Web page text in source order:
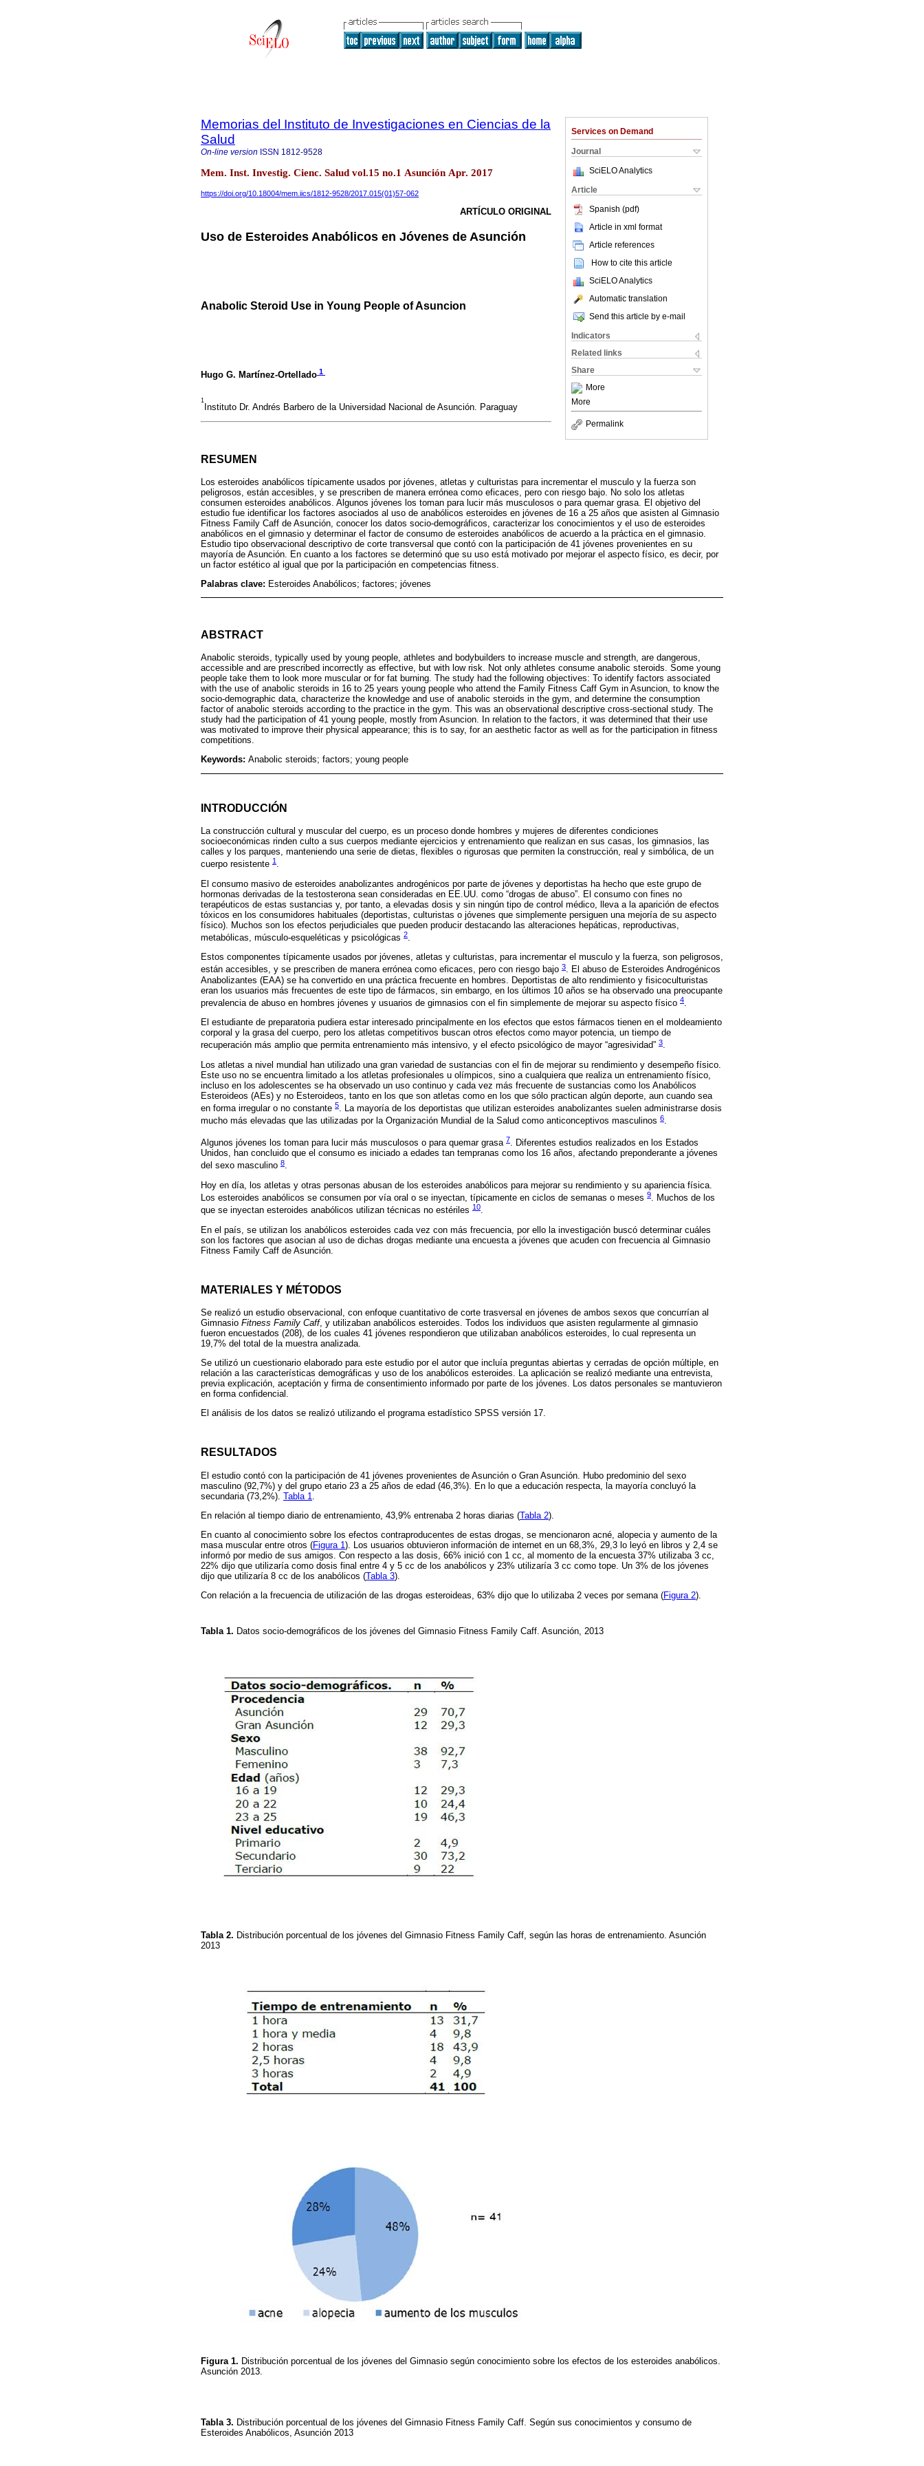
Services on Demand
Journal
SciELO Analytics
Article
Spanish (pdf)
Article in xml format
Article references
How to cite this article
SciELO Analytics
Automatic translation
Send this article by e-mail
Indicators
Related links
Share
More
More
Permalink
Memorias del Instituto de Investigaciones en Ciencias de la
Salud
On-line version ISSN 1812-9528
Mem. Inst. Investig. Cienc. Salud vol.15 no.1 Asunción Apr. 2017
https://doi.org/10.18004/mem.iics/1812-9528/2017.015(01)57-062
ARTÍCULO ORIGINAL
Uso de Esteroides Anabólicos en Jóvenes de Asunción
Anabolic Steroid Use in Young People of Asuncion
Hugo G. Martínez-Ortellado 1
1
Instituto Dr. Andrés Barbero de la Universidad Nacional de Asunción. Paraguay
RESUMEN
Los esteroides anabólicos típicamente usados por jóvenes, atletas y culturistas para incrementar el musculo y la fuerza son
peligrosos, están accesibles, y se prescriben de manera errónea como eficaces, pero con riesgo bajo. No solo los atletas
consumen esteroides anabólicos. Algunos jóvenes los toman para lucir más musculosos o para quemar grasa. El objetivo del
estudio fue identificar los factores asociados al uso de anabólicos esteroides en jóvenes de 16 a 25 años que asisten al Gimnasio
Fitness Family Caff de Asunción, conocer los datos socio-demográficos, caracterizar los conocimientos y el uso de esteroides
anabólicos en el gimnasio y determinar el factor de consumo de esteroides anabólicos de acuerdo a la práctica en el gimnasio.
Estudio tipo observacional descriptivo de corte transversal que contó con la participación de 41 jóvenes provenientes en su
mayoría de Asunción. En cuanto a los factores se determinó que su uso está motivado por mejorar el aspecto físico, es decir, por
un factor estético al igual que por la participación en competencias fitness.
Palabras clave: Esteroides Anabólicos; factores; jóvenes
ABSTRACT
Anabolic steroids, typically used by young people, athletes and bodybuilders to increase muscle and strength, are dangerous,
accessible and are prescribed incorrectly as effective, but with low risk. Not only athletes consume anabolic steroids. Some young
people take them to look more muscular or for fat burning. The study had the following objectives: To identify factors associated
with the use of anabolic steroids in 16 to 25 years young people who attend the Family Fitness Caff Gym in Asuncion, to know the
socio-demographic data, characterize the knowledge and use of anabolic steroids in the gym, and determine the consumption
factor of anabolic steroids according to the practice in the gym. This was an observational descriptive cross-sectional study. The
study had the participation of 41 young people, mostly from Asuncion. In relation to the factors, it was determined that their use
was motivated to improve their physical appearance; this is to say, for an aesthetic factor as well as for the participation in fitness
competitions.
Keywords: Anabolic steroids; factors; young people
INTRODUCCIÓN
La construcción cultural y muscular del cuerpo, es un proceso donde hombres y mujeres de diferentes condiciones
socioeconómicas rinden culto a sus cuerpos mediante ejercicios y entrenamiento que realizan en sus casas, los gimnasios, las
calles y los parques, manteniendo una serie de dietas, flexibles o rigurosas que permiten la construcción, real y simbólica, de un
cuerpo resistente 1 .
El consumo masivo de esteroides anabolizantes androgénicos por parte de jóvenes y deportistas ha hecho que este grupo de
hormonas derivadas de la testosterona sean consideradas en EE.UU. como “drogas de abuso”. El consumo con fines no
terapéuticos de estas sustancias y, por tanto, a elevadas dosis y sin ningún tipo de control médico, lleva a la aparición de efectos
tóxicos en los consumidores habituales (deportistas, culturistas o jóvenes que simplemente persiguen una mejoría de su aspecto
físico). Muchos son los efectos perjudiciales que pueden producir destacando las alteraciones hepáticas, reproductivas,
metabólicas, músculo-esqueléticas y psicológicas 2.
Estos componentes típicamente usados por jóvenes, atletas y culturistas, para incrementar el musculo y la fuerza, son peligrosos,
están accesibles, y se prescriben de manera errónea como eficaces, pero con riesgo bajo 3. El abuso de Esteroides Androgénicos
Anabolizantes (EAA) se ha convertido en una práctica frecuente en hombres. Deportistas de alto rendimiento y fisicoculturistas
eran los usuarios más frecuentes de este tipo de fármacos, sin embargo, en los últimos 10 años se ha observado una preocupante
prevalencia de abuso en hombres jóvenes y usuarios de gimnasios con el fin simplemente de mejorar su aspecto físico 4
El estudiante de preparatoria pudiera estar interesado principalmente en los efectos que estos fármacos tienen en el moldeamiento
corporal y la grasa del cuerpo, pero los atletas competitivos buscan otros efectos como mayor potencia, un tiempo de
recuperación más amplio que permita entrenamiento más intensivo, y el efecto psicológico de mayor “agresividad” 3.
Los atletas a nivel mundial han utilizado una gran variedad de sustancias con el fin de mejorar su rendimiento y desempeño físico.
Este uso no se encuentra limitado a los atletas profesionales u olímpicos, sino a cualquiera que realiza un entrenamiento físico,
incluso en los adolescentes se ha observado un uso continuo y cada vez más frecuente de sustancias como los Anabólicos
Esteroideos (AEs) y no Esteroideos, tanto en los que son atletas como en los que sólo practican algún deporte, aun cuando sea
en forma irregular o no constante 5. La mayoría de los deportistas que utilizan esteroides anabolizantes suelen administrarse dosis
mucho más elevadas que las utilizadas por la Organización Mundial de la Salud como anticonceptivos masculinos 6.
Algunos jóvenes los toman para lucir más musculosos o para quemar grasa 7. Diferentes estudios realizados en los Estados
Unidos, han concluido que el consumo es iniciado a edades tan tempranas como los 16 años, afectando preponderante a jóvenes
del sexo masculino 8.
Hoy en día, los atletas y otras personas abusan de los esteroides anabólicos para mejorar su rendimiento y su apariencia física.
Los esteroides anabólicos se consumen por vía oral o se inyectan, típicamente en ciclos de semanas o meses 9. Muchos de los
que se inyectan esteroides anabólicos utilizan técnicas no estériles 10.
En el país, se utilizan los anabólicos esteroides cada vez con más frecuencia, por ello la investigación buscó determinar cuáles
son los factores que asocian al uso de dichas drogas mediante una encuesta a jóvenes que acuden con frecuencia al Gimnasio
Fitness Family Caff de Asunción.
MATERIALES Y MÉTODOS
Se realizó un estudio observacional, con enfoque cuantitativo de corte trasversal en jóvenes de ambos sexos que concurrían al
Gimnasio Fitness Family Caff, y utilizaban anabólicos esteroides. Todos los individuos que asisten regularmente al gimnasio
fueron encuestados (208), de los cuales 41 jóvenes respondieron que utilizaban anabólicos esteroides, lo cual representa un
19,7% del total de la muestra analizada.
Se utilizó un cuestionario elaborado para este estudio por el autor que incluía preguntas abiertas y cerradas de opción múltiple, en
relación a las características demográficas y uso de los anabólicos esteroides. La aplicación se realizó mediante una entrevista,
previa explicación, aceptación y firma de consentimiento informado por parte de los jóvenes. Los datos personales se mantuvieron
en forma confidencial.
El análisis de los datos se realizó utilizando el programa estadístico SPSS versión 17.
RESULTADOS
El estudio contó con la participación de 41 jóvenes provenientes de Asunción o Gran Asunción. Hubo predominio del sexo
masculino (92,7%) y del grupo etario 23 a 25 años de edad (46,3%). En lo que a educación respecta, la mayoría concluyó la
secundaria (73,2%). Tabla 1
En relación al tiempo diario de entrenamiento, 43,9% entrenaba 2 horas diarias (Tabla 2).
En cuanto al conocimiento sobre los efectos contraproducentes de estas drogas, se mencionaron acné, alopecia y aumento de la
masa muscular entre otros (Figura 1). Los usuarios obtuvieron información de internet en un 68,3%, 29,3 lo leyó en libros y 2,4 se
informó por medio de sus amigos. Con respecto a las dosis, 66% inició con 1 cc, al momento de la encuesta 37% utilizaba 3 cc,
22% dijo que utilizaría como dosis final entre 4 y 5 cc de los anabólicos y 23% utilizaría 3 cc como tope. Un 3% de los jóvenes
dijo que utilizaría 8 cc de los anabólicos (Tabla 3).
Con relación a la frecuencia de utilización de las drogas esteroideas, 63% dijo que lo utilizaba 2 veces por semana (Figura 2).
Tabla 1. Datos socio-demográficos de los jóvenes del Gimnasio Fitness Family Caff. Asunción, 2013
Tabla 2. Distribución porcentual de los jóvenes del Gimnasio Fitness Family Caff, según las horas de entrenamiento. Asunción
2013
Figura 1. Distribución porcentual de los jóvenes del Gimnasio según conocimiento sobre los efectos de los esteroides anabólicos.
Asunción 2013.
Tabla 3. Distribución porcentual de los jóvenes del Gimnasio Fitness Family Caff. Según sus conocimientos y consumo de
Esteroides Anabólicos, Asunción 2013